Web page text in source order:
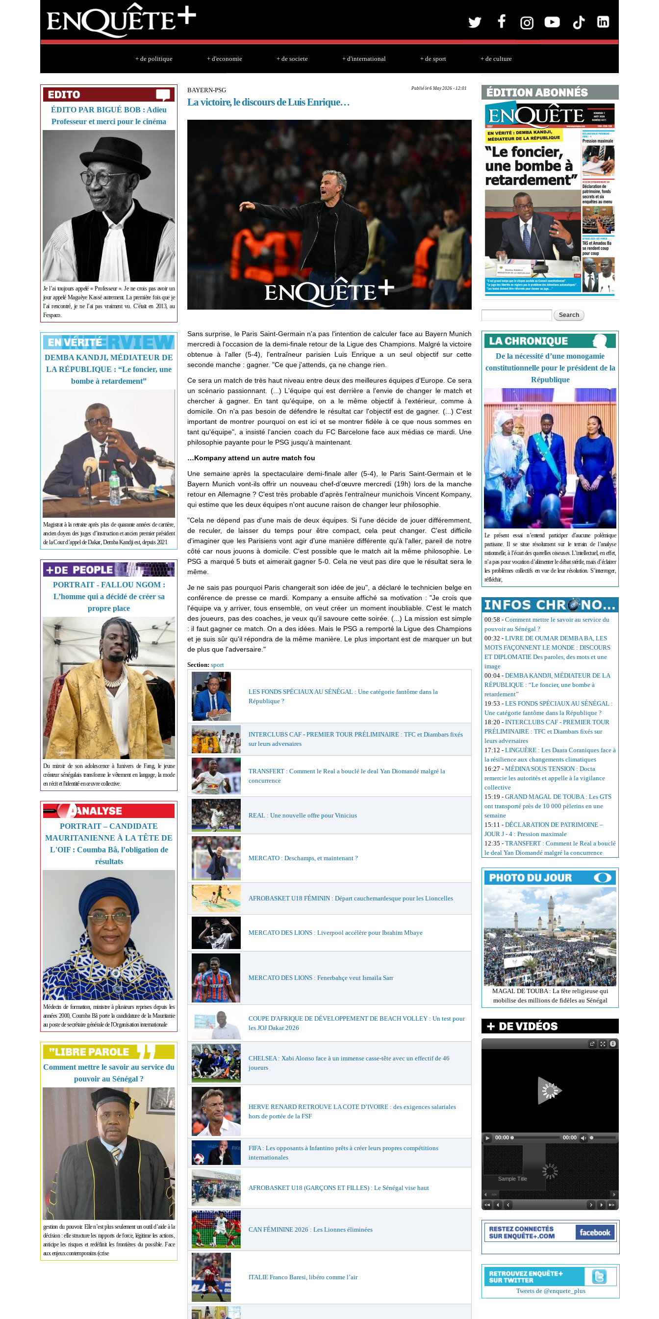
+ de politique + d'economie + de societe + d'international + de sport + de culture
ÉDITO PAR BIGUÉ BOB : Adieu
Professeur et merci pour le cinéma
Je l’ai toujours appelé « Professeur ». Je ne crois pas avoir un
jour appelé Maguèye Kassé autrement. La première fois que je
l’ai rencontré, je ne l’ai pas vraiment vu. C’était en 2013, au
Fespaco.
DEMBA KANDJI, MÉDIATEUR DE
LA RÉPUBLIQUE : “Le foncier, une
bombe à retardement”
Magistrat à la retraite après plus de quarante années de carrière,
ancien doyen des juges d’instruction et ancien premier président
de la Cour d’appel de Dakar, Demba Kandji est, depuis 2021
PORTRAIT - FALLOU NGOM :
L’homme qui a décidé de créer sa
propre place
Du miroir de son adolescence à l'univers de Fang, le jeune
créateur sénégalais transforme le vêtement en langage, la mode
en récit et l'identité en œuvre collective.
PORTRAIT – CANDIDATE
MAURITANIENNE À LA TÊTE DE
L'OIF : Coumba Bâ, l’obligation de
résultats
Médecin de formation, ministre à plusieurs reprises depuis les
années 2000, Coumba Bâ porte la candidature de la Mauritanie
au poste de secrétaire générale de l'Organisation internationale
Comment mettre le savoir au service du
pouvoir au Sénégal ?
gestion du pouvoir. Elle n’est plus seulement un outil d’aide à la
décision : elle structure les rapports de force, légitime les actions,
anticipe les risques et redéfinit les frontières du possible. Face
aux enjeux contemporains (crise
Publié le 6 May 2026 - 12:01
BAYERN-PSG
La victoire, le discours de Luis Enrique…
Sans surprise, le Paris Saint-Germain n'a pas l'intention de calculer face au Bayern Munich
mercredi à l'occasion de la demi-finale retour de la Ligue des Champions. Malgré la victoire
obtenue à l'aller (5-4), l'entraîneur parisien Luis Enrique a un seul objectif sur cette
seconde manche : gagner. "Ce que j'attends, ça ne change rien.
Ce sera un match de très haut niveau entre deux des meilleures équipes d'Europe. Ce sera
un scénario passionnant. (...) L'équipe qui est derrière a l'envie de changer le match et
chercher à gagner. En tant qu'équipe, on a le même objectif à l'extérieur, comme à
domicile. On n'a pas besoin de défendre le résultat car l'objectif est de gagner. (...) C'est
important de montrer pourquoi on est ici et se montrer fidèle à ce que nous sommes en
tant qu'équipe", a insisté l'ancien coach du FC Barcelone face aux médias ce mardi. Une
philosophie payante pour le PSG jusqu'à maintenant.
…Kompany attend un autre match fou
Une semaine après la spectaculaire demi-finale aller (5-4), le Paris Saint-Germain et le
Bayern Munich vont-ils offrir un nouveau chef-d’œuvre mercredi (19h) lors de la manche
retour en Allemagne ? C'est très probable d'après l'entraîneur munichois Vincent Kompany,
qui estime que les deux équipes n'ont aucune raison de changer leur philosophie.
"Cela ne dépend pas d'une mais de deux équipes. Si l'une décide de jouer différemment,
de reculer, de laisser du temps pour être compact, cela peut changer. C'est difficile
d'imaginer que les Parisiens vont agir d'une manière différente qu'à l'aller, pareil de notre
côté car nous jouons à domicile. C'est possible que le match ait la même philosophie. Le
PSG a marqué 5 buts et aimerait gagner 5-0. Cela ne veut pas dire que le résultat sera le
même.
Je ne sais pas pourquoi Paris changerait son idée de jeu", a déclaré le technicien belge en
conférence de presse ce mardi. Kompany a ensuite affiché sa motivation : "Je crois que
l'équipe va y arriver, tous ensemble, on veut créer un moment inoubliable. C'est le match
des joueurs, pas des coaches, je veux qu'il savoure cette soirée. (...) La mission est simple
: il faut gagner ce match. On a des idées. Mais le PSG a remporté la Ligue des Champions
et je suis sûr qu'il répondra de la même manière. Le plus important est de marquer un but
de plus que l'adversaire."
Section: sport
LES FONDS SPÉCIAUX AU SÉNÉGAL : Une catégorie fantôme dans la
République ?
INTERCLUBS CAF - PREMIER TOUR PRÉLIMINAIRE : TFC et Diambars fixés
sur leurs adversaires
TRANSFERT : Comment le Real a bouclé le deal Yan Diomandé malgré la
concurrence
REAL : Une nouvelle offre pour Vinicius
MERCATO : Deschamps, et maintenant ?
AFROBASKET U18 FÉMININ : Départ cauchemardesque pour les Lioncelles
MERCATO DES LIONS : Liverpool accélère pour Ibrahim Mbaye
MERCATO DES LIONS : Fenerbahçe veut Ismaïla Sarr
COUPE D'AFRIQUE DE DÉVELOPPEMENT DE BEACH VOLLEY : Un test pour
les JOJ Dakar 2026
CHELSEA : Xabi Alonso face à un immense casse-tête avec un effectif de 46
joueurs
HERVE RENARD RETROUVE LA COTE D’IVOIRE : des exigences salariales
hors de portée de la FSF
FIFA : Les opposants à Infantino prêts à créer leurs propres compétitions
internationales
AFROBASKET U18 (GARÇONS ET FILLES) : Le Sénégal vise haut
CAN FÉMININE 2026 : Les Lionnes éliminées
ITALIE Franco Baresi, libéro comme l’air
Search form
De la nécessité d’une monogamie
constitutionnelle pour le président de la
République
Le présent essai n’entend participer d’aucune polémique
partisane. Il se situe résolument sur le terrain de l’analyse
rationnelle, à l’écart des querelles oiseuses. L’intellectuel, en effet,
n’a pas pour vocation d’alimenter le débat stérile, mais d’éclairer
les problèmes collectifs en vue de leur résolution. S’interroger,
réfléchir,
00:58 - Comment mettre le savoir au service du
pouvoir au Sénégal ?
00:32 - LIVRE DE OUMAR DEMBA BA, LES
MOTS FAÇONNENT LE MONDE : DISCOURS
ET DIPLOMATIE Des paroles, des mots et une
image
00:04 - DEMBA KANDJI, MÉDIATEUR DE LA
RÉPUBLIQUE : “Le foncier, une bombe à
retardement”
19:53 - LES FONDS SPÉCIAUX AU SÉNÉGAL :
Une catégorie fantôme dans la République ?
18:20 - INTERCLUBS CAF - PREMIER TOUR
PRÉLIMINAIRE : TFC et Diambars fixés sur
leurs adversaires
17:12 - LINGUÈRE : Les Daara Coraniques face à
la résilience aux changements climatiques
16:27 - MÉDINA SOUS TENSION : Docta
remercie les autorités et appelle à la vigilance
collective
15:19 - GRAND MAGAL DE TOUBA : Les GTS
ont transporté près de 10 000 pèlerins en une
semaine
15:11 - DÉCLARATION DE PATRIMOINE –
JOUR J - 4 : Pression maximale
12:35 - TRANSFERT : Comment le Real a bouclé
le deal Yan Diomandé malgré la concurrence
MAGAL DE TOUBA : La fête religieuse qui
mobilise des millions de fidèles au Sénégal
00:00 00:00
Sample Title
Tweets de @enquete_plus